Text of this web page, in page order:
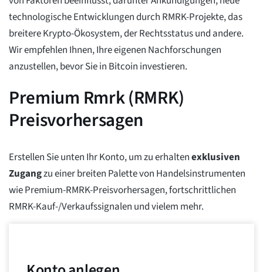
technologische Entwicklungen durch RMRK-Projekte, das
breitere Krypto-Ökosystem, der Rechtsstatus und andere.
Wir empfehlen Ihnen, Ihre eigenen Nachforschungen
anzustellen, bevor Sie in Bitcoin investieren.
Premium Rmrk (RMRK)
Preisvorhersagen
Erstellen Sie unten Ihr Konto, um zu erhaltenexklusiven
Zugangzu einer breiten Palette von Handelsinstrumenten
wie Premium-RMRK-Preisvorhersagen, fortschrittlichen
RMRK-Kauf-/Verkaufssignalen und vielem mehr.